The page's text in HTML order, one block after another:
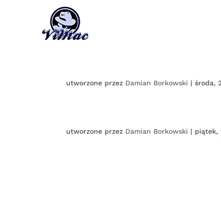
utworzone przez Damian Borkowski |środa,
utworzone przez Damian Borkowski | piątek,